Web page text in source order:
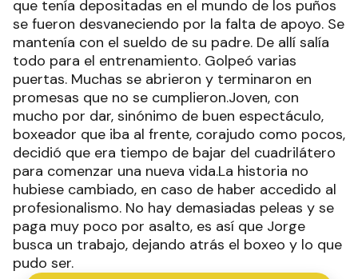
que tenía depositadas en el mundo de los puños
se fueron desvaneciendo por la falta de apoyo. Se
mantenía con el sueldo de su padre. De allí salía
todo para el entrenamiento. Golpeó varias
puertas. Muchas se abrieron y terminaron en
promesas que no se cumplieron.Joven, con
mucho por dar, sinónimo de buen espectáculo,
boxeador que iba al frente, corajudo como pocos,
decidió que era tiempo de bajar del cuadrilátero
para comenzar una nueva vida.La historia no
hubiese cambiado, en caso de haber accedido al
profesionalismo. No hay demasiadas peleas y se
paga muy poco por asalto, es así que Jorge
busca un trabajo, dejando atrás el boxeo y lo que
pudo ser.